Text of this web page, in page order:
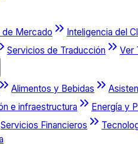
de Mercado Inteligencia del
Servicios de Traducción Ver
Alimentos y Bebidas
e infraestructura
Energía y
Servicios Financieros